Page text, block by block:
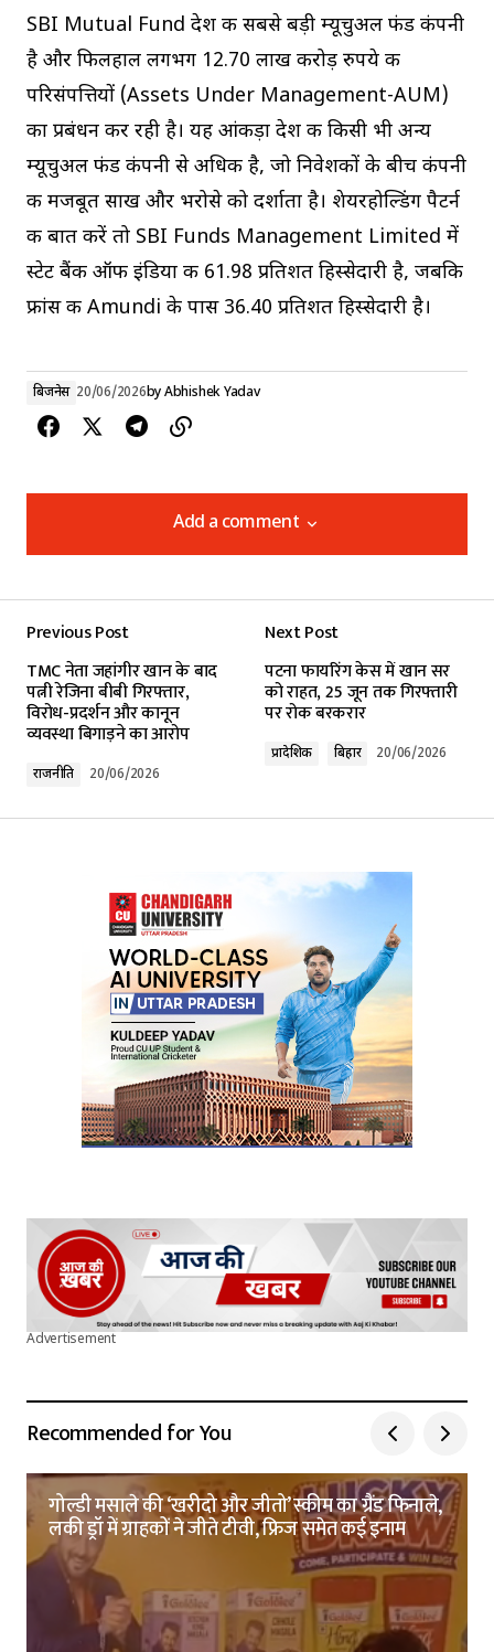
SBI Mutual Fund देश की सबसे बड़ी म्यूचुअल फंड कंपनी
है और फिलहाल लगभग 12.70 लाख करोड़ रुपये की
परिसंपत्तियों (Assets Under Management-AUM)
का प्रबंधन कर रही है। यह आंकड़ा देश की किसी भी अन्य
म्यूचुअल फंड कंपनी से अधिक है, जो निवेशकों के बीच कंपनी
की मजबूत साख और भरोसे को दर्शाता है। शेयरहोल्डिंग पैटर्न
की बात करें तो SBI Funds Management Limited में
स्टेट बैंक ऑफ इंडिया की 61.98 प्रतिशत हिस्सेदारी है, जबकि
फ्रांस की Amundi के पास 36.40 प्रतिशत हिस्सेदारी है।
बिजनेस 20/06/2026byAbhishek Yadav
Add a comment
Add a comment
Required fields are marked*
Comment*
Your E-mail*
Submit Comment
Previous Post
TMC नेता जहांगीर खान के बाद
पत्नी रेजिना बीबी गिरफ्तार,
विरोध-प्रदर्शन और कानून
व्यवस्था बिगाड़ने का आरोप
राजनीति 20/06/2026
Next Post
पटना फायरिंग केस में खान सर
को राहत, 25 जून तक गिरफ्तारी
पर रोक बरकरार
प्रादेशिक बिहार 20/06/2026
Advertisement
Recommended for You
गोल्डी मसाले की ‘खरीदो और जीतो’ स्कीम का ग्रैंड फिनाले,
लकी ड्रॉ में ग्राहकों ने जीते टीवी, फ्रिज समेत कई इनाम